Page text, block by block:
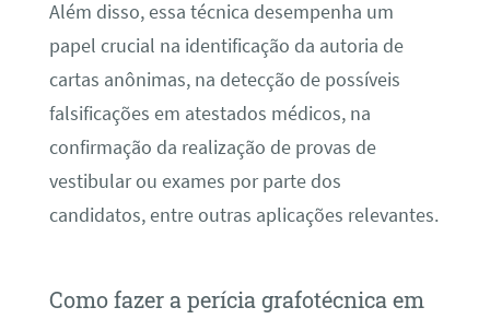
Além disso, essa técnica desempenha um
papel crucial na identificação da autoria de
cartas anônimas, na detecção de possíveis
falsificações em atestados médicos, na
confirmação da realização de provas de
vestibular ou exames por parte dos
candidatos, entre outras aplicações relevantes.
Como fazer a perícia grafotécnica em